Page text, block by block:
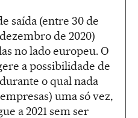
saída (entre 30 de
de 2020)
no lado europeu. O
a possibilidade de
o qual nada
uma só vez,
a 2021 sem ser